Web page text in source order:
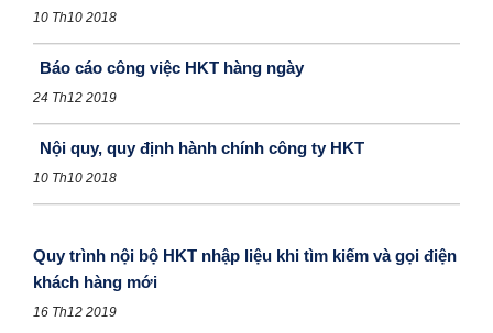
10 Th10 2018
Báo cáo công việc HKT hàng ngày
24 Th12 2019
Nội quy, quy định hành chính công ty HKT
10 Th10 2018
Quy trình nội bộ HKT nhập liệu khi tìm kiếm và gọi điện
khách hàng mới
16 Th12 2019